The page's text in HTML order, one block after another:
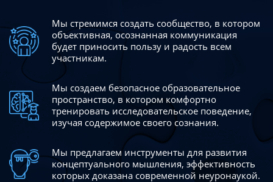
Мы стремимся создать сообщество, в котором
объективная, осознанная коммуникация
будет приносить пользу и радость всем
участникам.
Мы создаем безопасное образовательное
пространство, в котором комфортно
тренировать исследовательское поведение,
изучая содержимое своего сознания.
Мы предлагаем инструменты для развития
концептуального мышления, эффективность
которых доказана современной неуронаукой.